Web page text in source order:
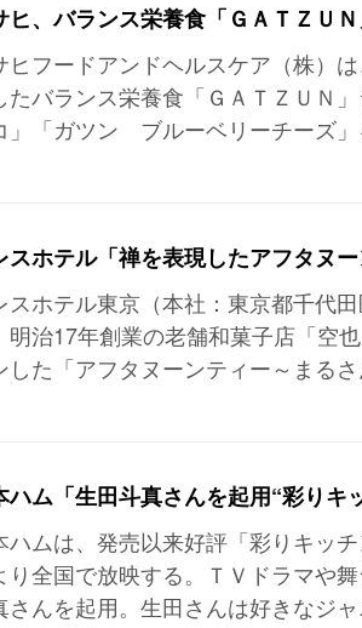
ヒ、バランス栄養食「ＧＡＴＺＵ
ヒフードアンドヘルスケア（株）
たバランス栄養食「ＧＡＴＺＵＮ
」「ガツン ブルーベリーチーズ
スホテル「禅を表現したアフタヌ
スホテル東京（本社：東京都千代
明治17年創業の老舗和菓子店「空
した「アフタヌーンティー～まる
ハム「生田斗真さんを起用“彩りキ
ハムは、発売以来好評「彩りキッ
り全国で放映する。ＴＶドラマや
さんを起用。生田さんは好きなジ